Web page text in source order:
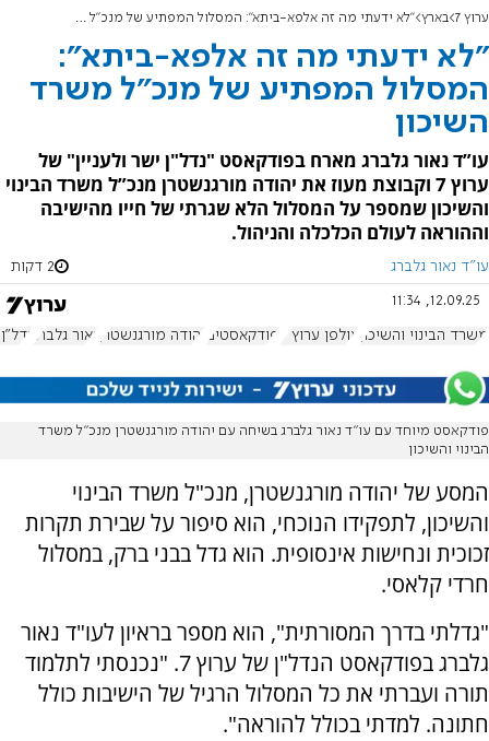
ערוץ 7 בארץ "לא ידעתי מה זה אלפא-ביתא": המסלול המפתיע של מנכ"ל משרד השיכון
"לא ידעתי מה זה אלפא-ביתא":
המסלול המפתיע של מנכ"ל משרד
השיכון
עו”ד נאור גלברג מארח בפודקאסט "נדל"ן ישר ולעניין" של
ערוץ 7 וקבוצת מעוז את יהודה מורגנשטרן מנכ”ל משרד הבינוי
והשיכון שמספר על המסלול הלא שגרתי של חייו מהישיבה
וההוראה לעולם הכלכלה והניהול.
עו"ד נאור גלברג 2 דקות
12.09.25, 11:34
משרד הבינוי והשיכון אולפן ערוץ 7 פודקאסטים יהודה מורגנשטרן נאור גלברג
פודקאסט מיוחד עם עו”ד נאור גלברג בשיחה עם יהודה מורגנשטרן מנכ”ל משרד
הבינוי והשיכון
המסע של יהודה מורגנשטרן, מנכ"ל משרד הבינוי
והשיכון, לתפקידו הנוכחי, הוא סיפור על שבירת תקרות
זכוכית ונחישות אינסופית. הוא גדל בבני ברק, במסלול
חרדי קלאסי.
"גדלתי בדרך המסורתית", הוא מספר בראיון לעו"ד נאור
גלברג בפודקאסט הנדל"ן של ערוץ 7. "נכנסתי לתלמוד
תורה ועברתי את כל המסלול הרגיל של הישיבות כולל
חתונה. למדתי בכולל להוראה".